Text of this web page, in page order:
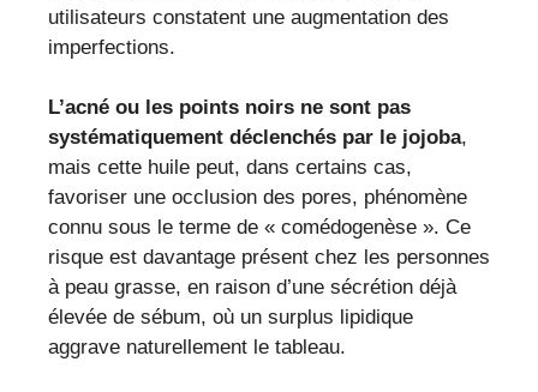
utilisateurs constatent une augmentation des
imperfections.
L’acné ou les points noirs ne sont pas
systématiquement déclenchés par le jojoba,
mais cette huile peut, dans certains cas,
favoriser une occlusion des pores, phénomène
connu sous le terme de « comédogenèse ». Ce
risque est davantage présent chez les personnes
à peau grasse, en raison d’une sécrétion déjà
élevée de sébum, où un surplus lipidique
aggrave naturellement le tableau.